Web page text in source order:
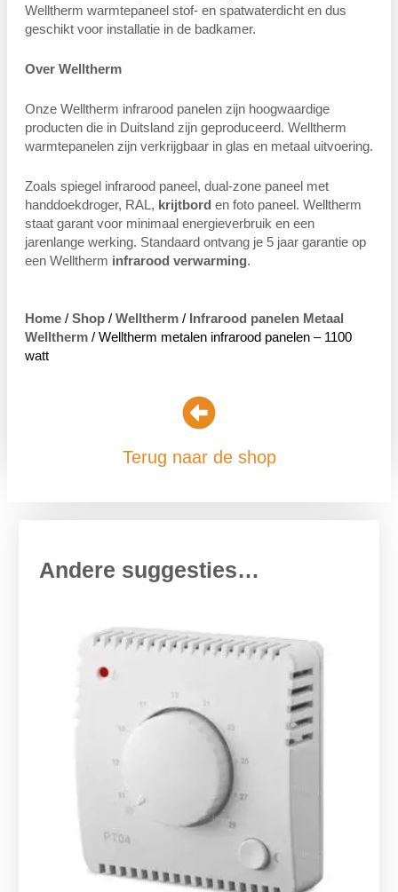
Welltherm warmtepaneel stof- en spatwaterdicht en dus
geschikt voor installatie in de badkamer.
Over Welltherm
Onze Welltherm infrarood panelen zijn hoogwaardige
producten die in Duitsland zijn geproduceerd. Welltherm
warmtepanelen zijn verkrijgbaar in glas en metaal uitvoering.
Zoals spiegel infrarood paneel, dual-zone paneel met
handdoekdroger, RAL, krijtbord en foto paneel. Welltherm
staat garant voor minimaal energieverbruik en een
jarenlange werking. Standaard ontvang je 5 jaar garantie op
een Welltherm infrarood verwarming.
Home / Shop / Welltherm / Infrarood panelen Metaal
Welltherm / Welltherm metalen infrarood panelen – 1100
watt
Terug naar de shop
Andere suggesties…